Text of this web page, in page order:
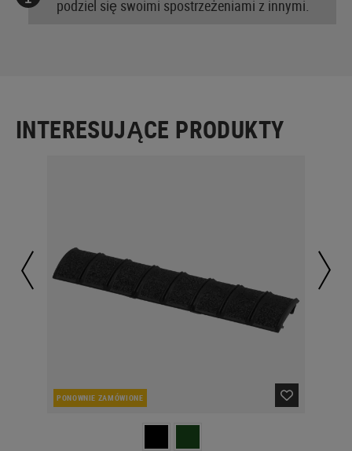
podziel się swoimi spostrzeżeniami z innymi.
INTERESUJĄCE PRODUKTY
PONOWNIE ZAMÓWIONE